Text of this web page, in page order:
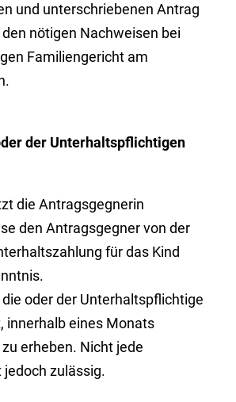
und unterschriebenen Antrag
nötigen Nachweisen bei
Familiengericht am
der Unterhaltspflichtigen
die Antragsgegnerin
den Antragsgegner von der
für das Kind
oder der Unterhaltspflichtige
innerhalb eines Monats
erheben. Nicht jede
jedoch zulässig.